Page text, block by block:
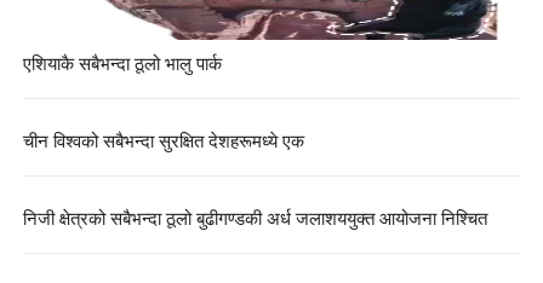
एशियाकै सबैभन्दा ठूलो भालु पार्क
चीन विश्वको सबैभन्दा सुरक्षित देशहरूमध्ये एक
निजी क्षेत्रको सबैभन्दा ठूलो बुढीगण्डकी अर्ध जलाशययुक्त आयोजना निश्चित